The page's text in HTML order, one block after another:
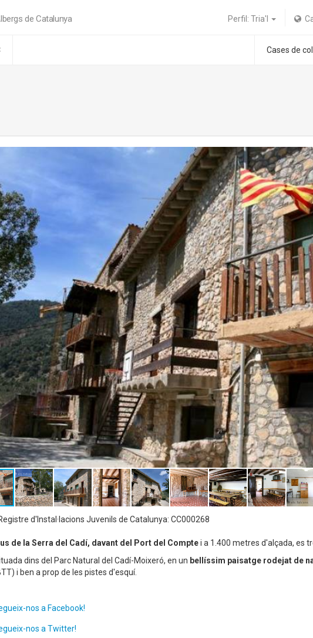
de Catalunya Perfil: Tria'l
Cases de
d'Instal·lacions Juvenils de Catalunya: CC000268
de la Serra del Cadí, davant del Port del Comptei a 1.400 metres d'alçada, es
dins del Parc Natural del Cadí-Moixeró, en un bellíssim paisatge rodejat de
i ben a prop de les pistes d'esquí.
nos a Facebook!
nos a Twitter!